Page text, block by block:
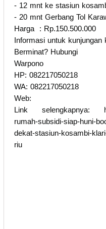
- 12 mnt ke stasiun
- 20 mnt Gerbang Tol
Harga : Rp.150.500.000
Informasi untuk kunjungan
Berminat? Hubungi
Warpono
HP: 082217050218
WA: 082217050218
Web:
Link selengkapnya:
rumah-subsidi-siap-huni-
dekat-stasiun-kosambi-
riu